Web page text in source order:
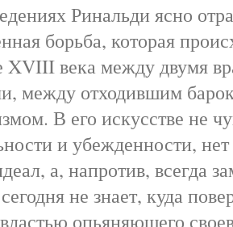
Ринальди ясно
борьба, которая
XVIII века между двумя
между отходившим
В его искусстве не
и убежденности,
а, напротив, всегда
не знает, куда
опьяняющего